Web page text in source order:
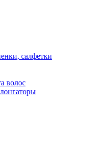
салфетки
волос